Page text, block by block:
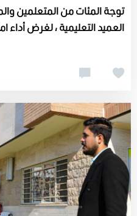
توجة المئات من المتعلمين
العميد التعليمية ، لغرض أداء